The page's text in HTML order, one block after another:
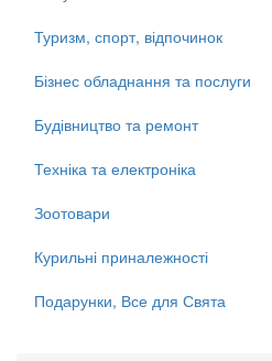
Туризм, спорт, відпочинок
Бізнес обладнання та послуги
Будівництво та ремонт
Техніка та електроніка
Зоотовари
Курильні приналежності
Подарунки, Все для Свята